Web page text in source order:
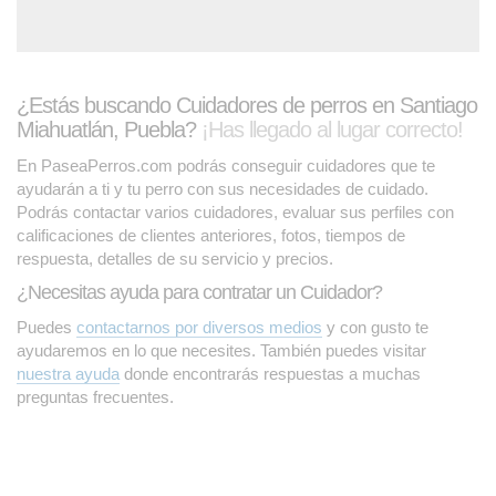
¿Estás buscando Cuidadores de perros en Santiago
Miahuatlán, Puebla? ¡Has llegado al lugar correcto!
En PaseaPerros.com podrás conseguir cuidadores que te
ayudarán a ti y tu perro con sus necesidades de cuidado.
Podrás contactar varios cuidadores, evaluar sus perfiles con
calificaciones de clientes anteriores, fotos, tiempos de
respuesta, detalles de su servicio y precios.
¿Necesitas ayuda para contratar un Cuidador?
Puedes contactarnos por diversos medios y con gusto te
ayudaremos en lo que necesites. También puedes visitar
nuestra ayuda donde encontrarás respuestas a muchas
preguntas frecuentes.